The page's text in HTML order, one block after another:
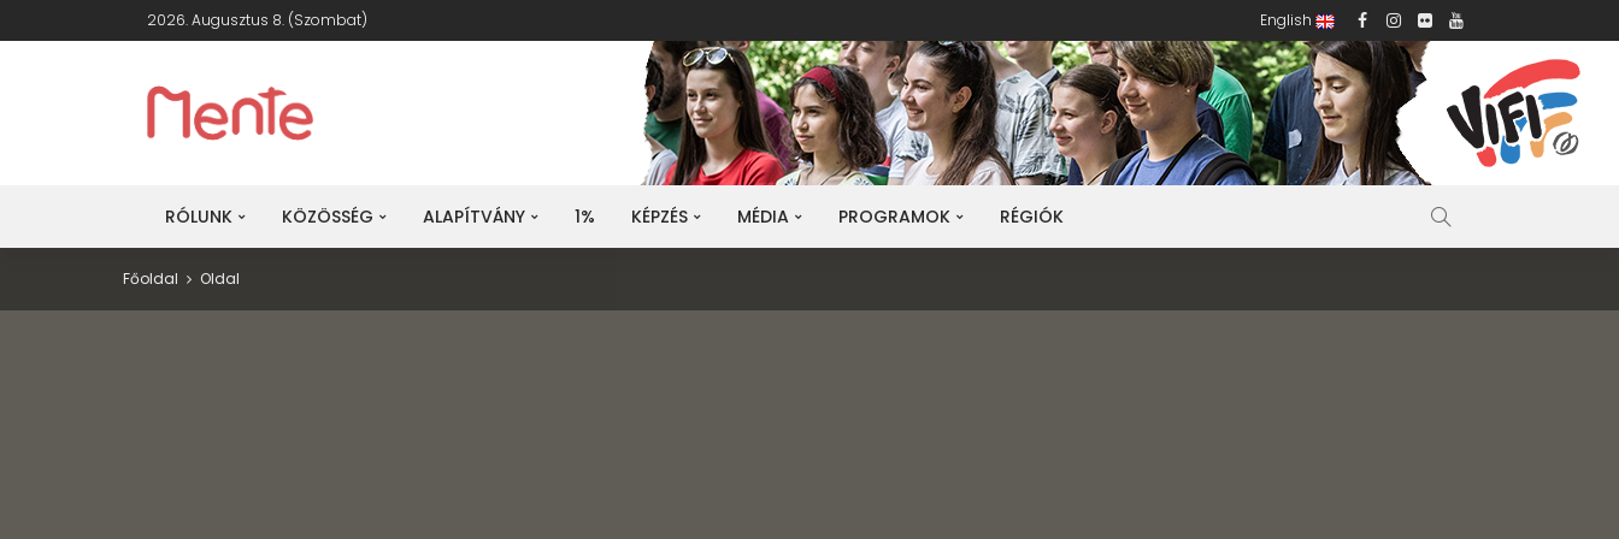
2026. Augusztus 8. (szombat) English
RÓLUNK KÖZÖSSÉG ALAPÍTVÁNY 1% KÉPZÉS MÉDIA PROGRAMOK RÉGIÓK
Főoldal Oldal